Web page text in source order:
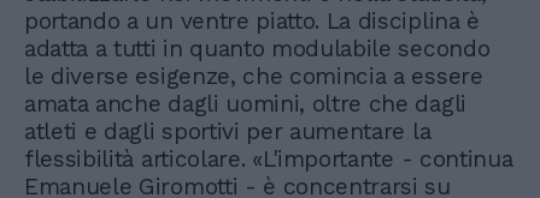
portando a un ventre piatto. La disciplina è
adatta a tutti in quanto modulabile secondo
le diverse esigenze, che comincia a essere
amata anche dagli uomini, oltre che dagli
atleti e dagli sportivi per aumentare la
flessibilità articolare. «L'importante - continua
Emanuele Giromotti - è concentrarsi su